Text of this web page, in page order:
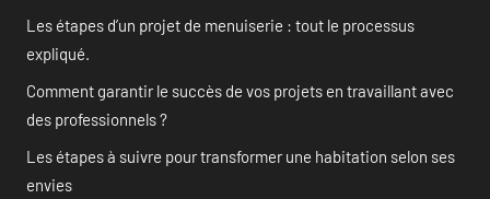
Les étapes d’un projet de menuiserie : tout le processus
expliqué.
Comment garantir le succès de vos projets en travaillant avec
des professionnels ?
Les étapes à suivre pour transformer une habitation selon ses
envies